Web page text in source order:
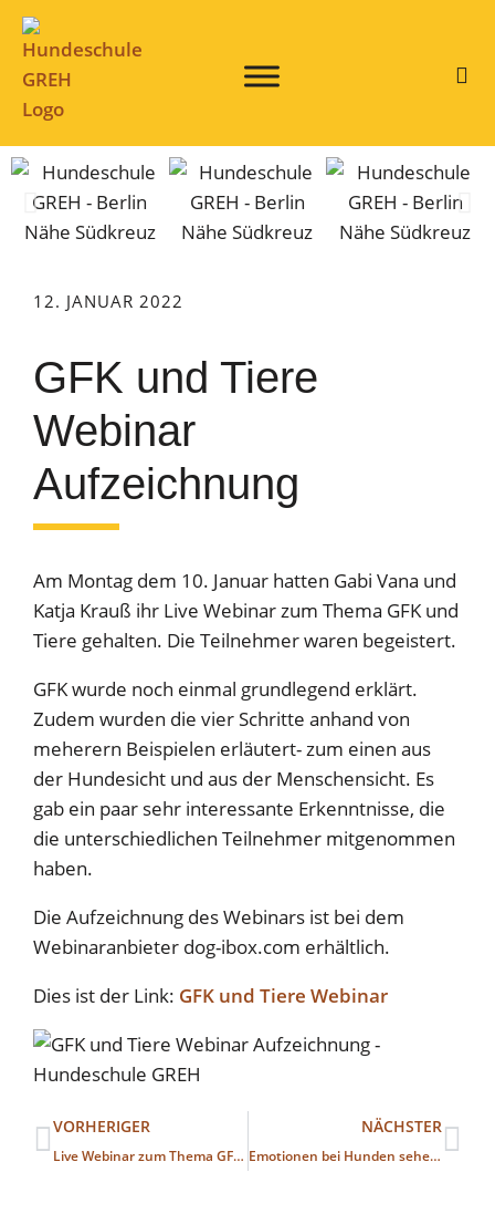
12. JANUAR 2022
GFK und Tiere
Webinar
Aufzeichnung
Am Montag dem 10. Januar hatten Gabi Vana und
Katja Krauß ihr Live Webinar zum Thema GFK und
Tiere gehalten. Die Teilnehmer waren begeistert.
GFK wurde noch einmal grundlegend erklärt.
Zudem wurden die vier Schritte anhand von
meherern Beispielen erläutert- zum einen aus
der Hundesicht und aus der Menschensicht. Es
gab ein paar sehr interessante Erkenntnisse, die
die unterschiedlichen Teilnehmer mitgenommen
haben.
Die Aufzeichnung des Webinars ist bei dem
Webinaranbieter dog-ibox.com erhältlich.
Dies ist der Link: GFK und Tiere Webinar
VORHERIGER
Live Webinar zum Thema GFK und Tiere am Montag dem 10.01.22
NÄCHSTER
Emotionen bei Hunden sehen lernen